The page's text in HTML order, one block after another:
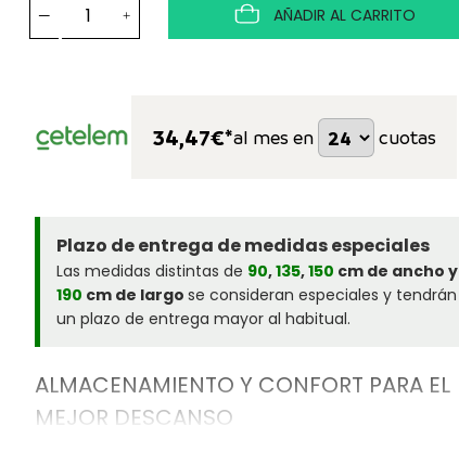
AÑADIR AL CARRITO
34,47€*al mes en cuotas
Plazo de entrega de medidas especiales
Las medidas distintas de 90,135,150 cm de ancho y
190 cm de largo se consideran especiales y tendrán
un plazo de entrega mayor al habitual.
ALMACENAMIENTO Y CONFORT PARA EL
MEJOR DESCANSO